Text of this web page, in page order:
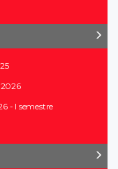
- I semestre